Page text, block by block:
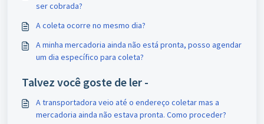
ser cobrada?
A coleta ocorre no mesmo dia?
A minha mercadoria ainda não está pronta, posso agendar
um dia específico para coleta?
Talvez você goste de ler -
A transportadora veio até o endereço coletar mas a
mercadoria ainda não estava pronta. Como proceder?